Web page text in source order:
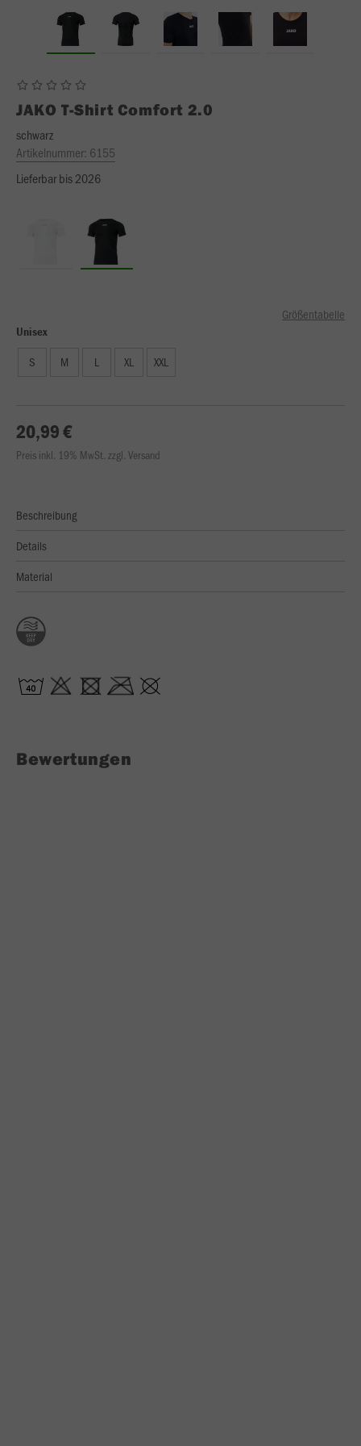
JAKO T-Shirt Comfort 2.0
schwarz
Artikelnummer: 6155
Lieferbar bis 2026
Größentabelle
Unisex
S M L XL XXL
20,99 €
Preis inkl. 19% MwSt. zzgl. Versand
Beschreibung
Details
Material
Bewertungen